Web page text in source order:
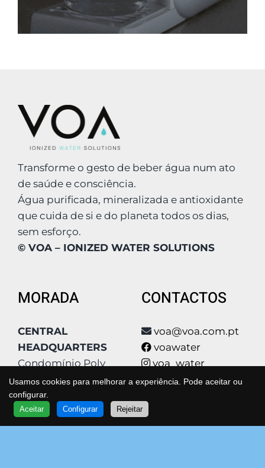
Transforme o gesto de beber água num ato
de saúde e consciência.
Água purificada, mineralizada e antioxidante
que cuida de si e do planeta todos os dias,
sem esforço.
© VOA – IONIZED WATER SOLUTIONS
MORADA
CENTRAL
HEADQUARTERS
Condomínio Poly
Park, Qta São João
Estrada Qta De
Matos 4
Bloco F2
QUER SABER MAIS?
FALE COM UM ESPECIALISTA
CONTACTOS
voa@voa.com.pt
voawater
voa_water
voa_water
Spotify
Usamos cookies para melhorar a experiência. Pode aceitar ou
configurar.
Aceitar Configurar Rejeitar